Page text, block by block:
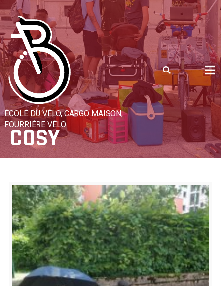
Skip
to
content
ÉCOLE DU VÉLO, CARGO MAISON,
FOURRIÈRE VÉLO
COSY